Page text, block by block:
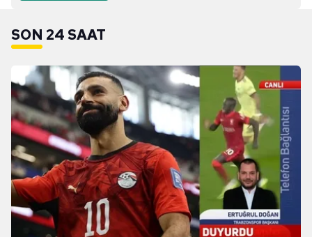
SON 24 SAAT